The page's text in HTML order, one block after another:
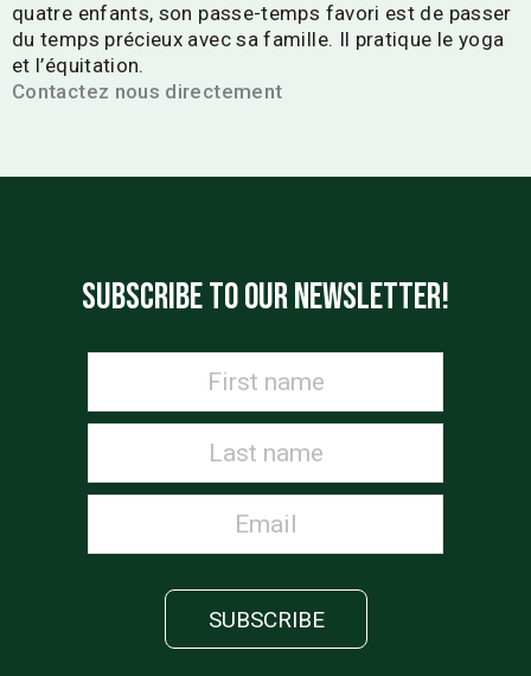
quatre enfants, son passe-temps favori est de passer
du temps précieux avec sa famille. Il pratique le yoga
et l’équitation.
Contactez nous directement
SUBSCRIBE TO OUR NEWSLETTER!